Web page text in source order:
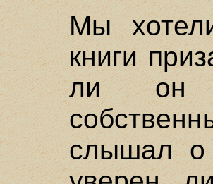
Мы
книги
ли он
слышал о